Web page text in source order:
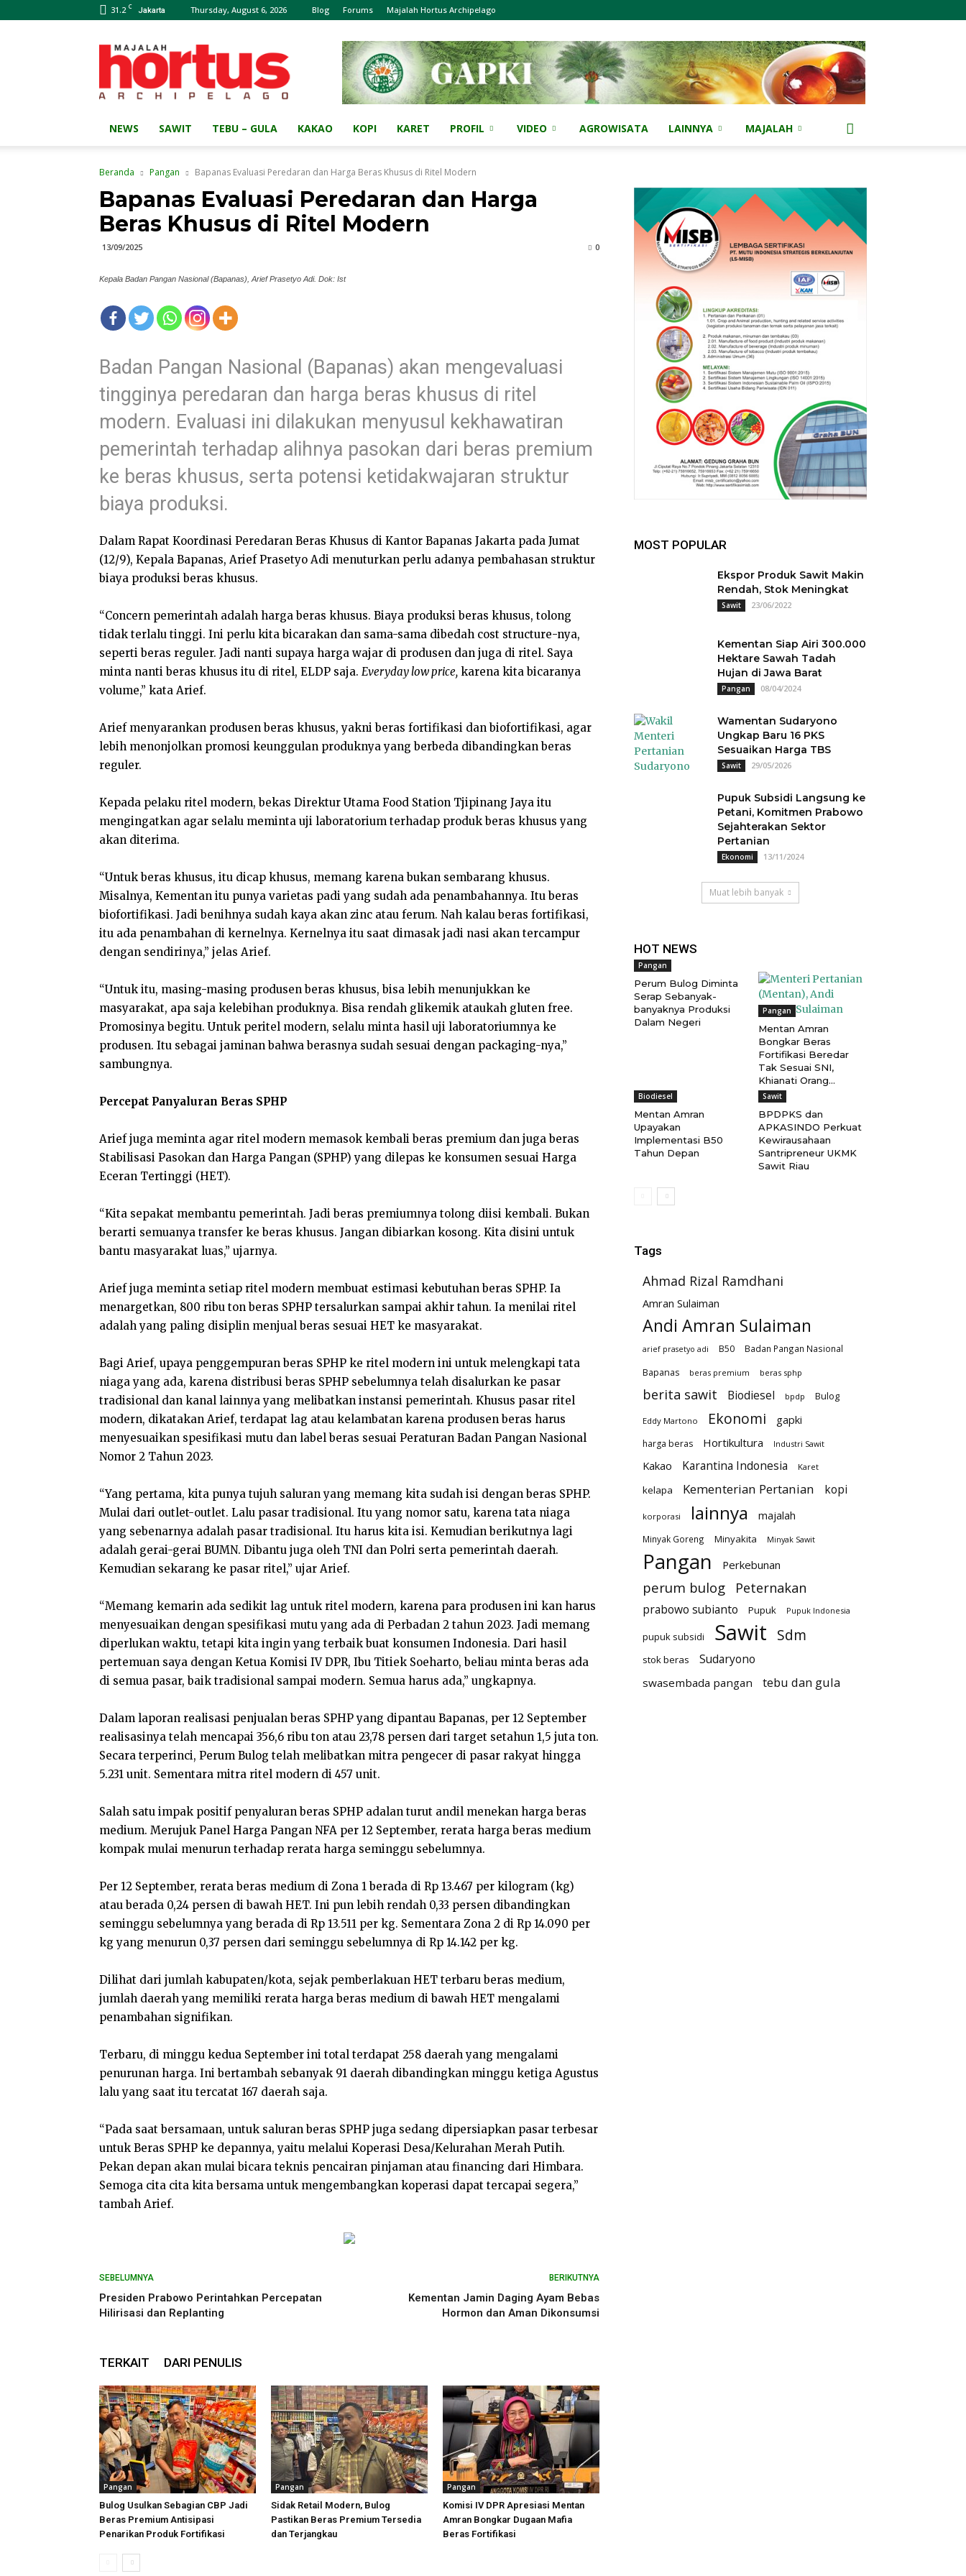
31.2 C Jakarta Thursday, August 6, 2026 Blog Forums Majalah Hortus Archipelago
Majalah
HORTUS
Archipelago
NEWS SAWIT TEBU – GULA KAKAO KOPI KARET PROFIL VIDEO AGROWISATA LAINNYA MAJALAH
Beranda Pangan Bapanas Evaluasi Peredaran dan Harga Beras Khusus di Ritel Modern
Bapanas Evaluasi Peredaran dan Harga
Beras Khusus di Ritel Modern
13/09/2025 0
Kepala Badan Pangan Nasional (Bapanas), Arief Prasetyo Adi. Dok: Ist
Badan Pangan Nasional (Bapanas) akan mengevaluasi
tingginya peredaran dan harga beras khusus di ritel
modern. Evaluasi ini dilakukan menyusul kekhawatiran
pemerintah terhadap alihnya pasokan dari beras premium
ke beras khusus, serta potensi ketidakwajaran struktur
biaya produksi.
Dalam Rapat Koordinasi Peredaran Beras Khusus di Kantor Bapanas Jakarta pada Jumat
(12/9), Kepala Bapanas, Arief Prasetyo Adi menuturkan perlu adanya pembahasan struktur
biaya produksi beras khusus.
“Concern pemerintah adalah harga beras khusus. Biaya produksi beras khusus, tolong
tidak terlalu tinggi. Ini perlu kita bicarakan dan sama-sama dibedah cost structure-nya,
seperti beras reguler. Jadi nanti supaya harga wajar di produsen dan juga di ritel. Saya
minta nanti beras khusus itu di ritel, ELDP saja. Everyday low price, karena kita bicaranya
volume,” kata Arief.
Arief menyarankan produsen beras khusus, yakni beras fortifikasi dan biofortifikasi, agar
lebih menonjolkan promosi keunggulan produknya yang berbeda dibandingkan beras
reguler.
Kepada pelaku ritel modern, bekas Direktur Utama Food Station Tjipinang Jaya itu
mengingatkan agar selalu meminta uji laboratorium terhadap produk beras khusus yang
akan diterima.
“Untuk beras khusus, itu dicap khusus, memang karena bukan sembarang khusus.
Misalnya, Kementan itu punya varietas padi yang sudah ada penambahannya. Itu beras
biofortifikasi. Jadi benihnya sudah kaya akan zinc atau ferum. Nah kalau beras fortifikasi,
itu ada penambahan di kernelnya. Kernelnya itu saat dimasak jadi nasi akan tercampur
dengan sendirinya,” jelas Arief.
“Untuk itu, masing-masing produsen beras khusus, bisa lebih menunjukkan ke
masyarakat, apa saja kelebihan produknya. Bisa rendah glikemik ataukah gluten free.
Promosinya begitu. Untuk peritel modern, selalu minta hasil uji laboratoriumnya ke
produsen. Itu sebagai jaminan bahwa berasnya sudah sesuai dengan packaging-nya,”
sambungnya.
Percepat Panyaluran Beras SPHP
Arief juga meminta agar ritel modern memasok kembali beras premium dan juga beras
Stabilisasi Pasokan dan Harga Pangan (SPHP) yang dilepas ke konsumen sesuai Harga
Eceran Tertinggi (HET).
“Kita sepakat membantu pemerintah. Jadi beras premiumnya tolong diisi kembali. Bukan
berarti semuanya transfer ke beras khusus. Jangan dibiarkan kosong. Kita disini untuk
bantu masyarakat luas,” ujarnya.
Arief juga meminta setiap ritel modern membuat estimasi kebutuhan beras SPHP. Ia
menargetkan, 800 ribu ton beras SPHP tersalurkan sampai akhir tahun. Ia menilai ritel
adalah yang paling disiplin menjual beras sesuai HET ke masyarakat.
Bagi Arief, upaya penggempuran beras SPHP ke ritel modern ini untuk melengkapi tata
niaga yang ada, karena distribusi beras SPHP sebelumnya telah disalurkan ke pasar
tradisional dan kanal lainnya yang melibatkan instansi pemerintah. Khusus pasar ritel
modern, dikatakan Arief, terdapat lag atau kelambatan karena produsen beras harus
menyesuaikan spesifikasi mutu dan label beras sesuai Peraturan Badan Pangan Nasional
Nomor 2 Tahun 2023.
“Yang pertama, kita punya tujuh saluran yang memang kita sudah isi dengan beras SPHP.
Mulai dari outlet-outlet. Lalu pasar tradisional. Itu yang nomor satu, karena tata niaga
yang sebenarnya adalah pasar tradisional. Itu harus kita isi. Kemudian berikutnya lagi
adalah gerai-gerai BUMN. Dibantu juga oleh TNI dan Polri serta pemerintah daerah.
Kemudian sekarang ke pasar ritel,” ujar Arief.
“Memang kemarin ada sedikit lag untuk ritel modern, karena para produsen ini kan harus
menyesuaikan dengan spesifikasi mutu yang ada di Perbadan 2 tahun 2023. Jadi memang
diperlukan waktu, tetapi kita ingin yang terbaik buat konsumen Indonesia. Dari hasil
pertemuan saya dengan Ketua Komisi IV DPR, Ibu Titiek Soeharto, beliau minta beras ada
di semua pasar, baik tradisional sampai modern. Semua harus ada,” ungkapnya.
Dalam laporan realisasi penjualan beras SPHP yang dipantau Bapanas, per 12 September
realisasinya telah mencapai 356,6 ribu ton atau 23,78 persen dari target setahun 1,5 juta ton.
Secara terperinci, Perum Bulog telah melibatkan mitra pengecer di pasar rakyat hingga
5.231 unit. Sementara mitra ritel modern di 457 unit.
Salah satu impak positif penyaluran beras SPHP adalan turut andil menekan harga beras
medium. Merujuk Panel Harga Pangan NFA per 12 September, rerata harga beras medium
kompak mulai menurun terhadap rerata harga seminggu sebelumnya.
Per 12 September, rerata beras medium di Zona 1 berada di Rp 13.467 per kilogram (kg)
atau berada 0,24 persen di bawah HET. Ini pun lebih rendah 0,33 persen dibandingkan
seminggu sebelumnya yang berada di Rp 13.511 per kg. Sementara Zona 2 di Rp 14.090 per
kg yang menurun 0,37 persen dari seminggu sebelumnya di Rp 14.142 per kg.
Dilihat dari jumlah kabupaten/kota, sejak pemberlakuan HET terbaru beras medium,
jumlah daerah yang memiliki rerata harga beras medium di bawah HET mengalami
penambahan signifikan.
Terbaru, di minggu kedua September ini total terdapat 258 daerah yang mengalami
penurunan harga. Ini bertambah sebanyak 91 daerah dibandingkan minggu ketiga Agustus
lalu yang saat itu tercatat 167 daerah saja.
“Pada saat bersamaan, untuk saluran beras SPHP juga sedang dipersiapkan pasar terbesar
untuk Beras SPHP ke depannya, yaitu melalui Koperasi Desa/Kelurahan Merah Putih.
Pekan depan akan mulai bicara teknis pencairan pinjaman atau financing dari Himbara.
Semoga cita cita kita bersama untuk mengembangkan koperasi dapat tercapai segera,”
tambah Arief.
SEBELUMNYA
Presiden Prabowo Perintahkan Percepatan
Hilirisasi dan Replanting
BERIKUTNYA
Kementan Jamin Daging Ayam Bebas
Hormon dan Aman Dikonsumsi
TERKAIT DARI PENULIS
Pangan
Bulog Usulkan Sebagian CBP Jadi
Beras Premium Antisipasi
Penarikan Produk Fortifikasi
Pangan
Sidak Retail Modern, Bulog
Pastikan Beras Premium Tersedia
dan Terjangkau
Pangan
Komisi IV DPR Apresiasi Mentan
Amran Bongkar Dugaan Mafia
Beras Fortifikasi
MOST POPULAR
Ekspor Produk Sawit Makin
Rendah, Stok Meningkat
Sawit 23/06/2022
Kementan Siap Airi 300.000
Hektare Sawah Tadah
Hujan di Jawa Barat
Pangan 08/04/2024
Wamentan Sudaryono
Ungkap Baru 16 PKS
Sesuaikan Harga TBS
Sawit 29/05/2026
Pupuk Subsidi Langsung ke
Petani, Komitmen Prabowo
Sejahterakan Sektor
Pertanian
Ekonomi 13/11/2024
Muat lebih banyak
HOT NEWS
Pangan
Perum Bulog Diminta
Serap Sebanyak-
banyaknya Produksi
Dalam Negeri
Pangan
Mentan Amran
Bongkar Beras
Fortifikasi Beredar
Tak Sesuai SNI,
Khianati Orang...
Biodiesel
Mentan Amran
Upayakan
Implementasi B50
Tahun Depan
Sawit
BPDPKS dan
APKASINDO Perkuat
Kewirausahaan
Santripreneur UKMK
Sawit Riau
Tags
Ahmad Rizal Ramdhani
Amran Sulaiman
Andi Amran Sulaiman
arief prasetyo adi B50 Badan Pangan Nasional
Bapanas beras premium beras sphp
berita sawit Biodiesel bpdp Bulog
Eddy Martono Ekonomi gapki
harga beras Hortikultura Industri Sawit
Kakao Karantina Indonesia Karet
kelapa Kementerian Pertanian kopi
korporasi lainnya majalah
Minyak Goreng Minyakita Minyak Sawit
Pangan Perkebunan
perum bulog Peternakan
prabowo subianto Pupuk Pupuk Indonesia
pupuk subsidi Sawit Sdm
stok beras Sudaryono
swasembada pangan tebu dan gula